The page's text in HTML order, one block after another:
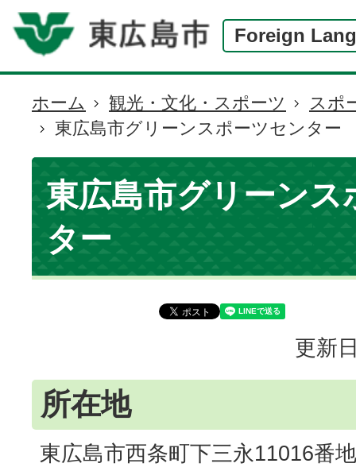
Foreign
現
在
の
位
置
ホーム 観光・文化・スポーツ
スポ
東広島市グリーンスポーツセンター
東広島市グリーンス
ター
更新
所在地
東広島市西条町下三永11016番